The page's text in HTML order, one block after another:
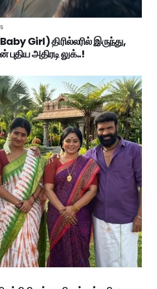
Girl) திரில்லரில் இருந்து,
புதிய அதிரடி லுக்..!